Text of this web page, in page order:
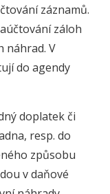
záznamů.
záloh
náhrad. V
do agendy
doplatek či
resp. do
způsobu
v daňové